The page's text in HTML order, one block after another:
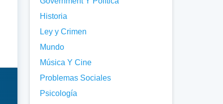
Historia
Ley y Crimen
Mundo
Música Y Cine
Problemas Sociales
Psicología